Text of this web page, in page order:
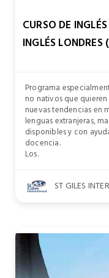
CURSO DE
INGLÉS
Programa
no nativos que
nuevas tendencias en
lenguas extranjeras,
disponibles y con
docencia.
Los.
ST GILES